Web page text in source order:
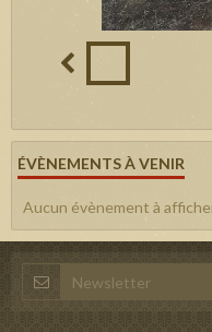
ÉVÈNEMENTS À VENIR
Aucun évènement à